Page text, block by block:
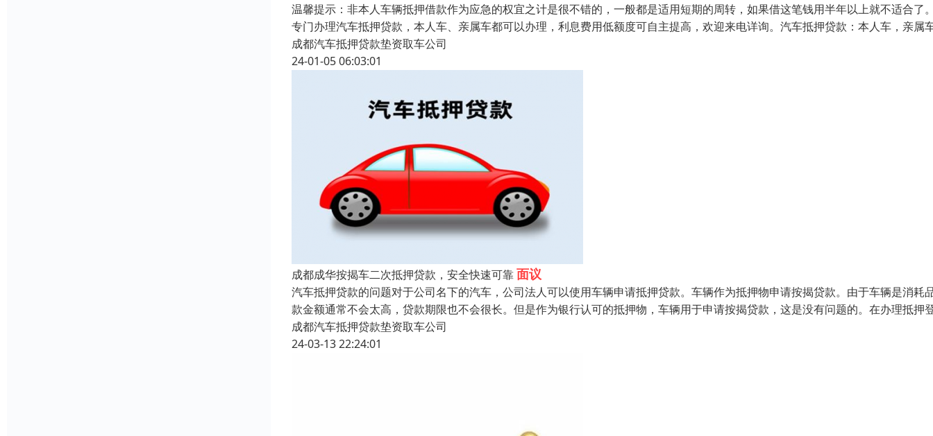
温馨提示：非本人车辆抵押借款作为应急的权宜之计是很不错的，一般都是适用短期的周转，如果借这笔钱用半年以上就不适合了
专门办理汽车抵押贷款，本人车、亲属车都可以办理，利息费用低额度可自主提高，欢迎来电详询。汽车抵押贷款：本人车，亲属
成都汽车抵押贷款垫资取车公司
24-01-05 06:03:01
成都成华按揭车二次抵押贷款，安全快速可靠面议
汽车抵押贷款的问题对于公司名下的汽车，公司法人可以使用车辆申请抵押贷款。车辆作为抵押物申请按揭贷款。由于车辆是消耗
款金额通常不会太高，贷款期限也不会很长。但是作为银行认可的抵押物，车辆用于申请按揭贷款，这是没有问题的。在办理抵押
成都汽车抵押贷款垫资取车公司
24-03-13 22:24:01